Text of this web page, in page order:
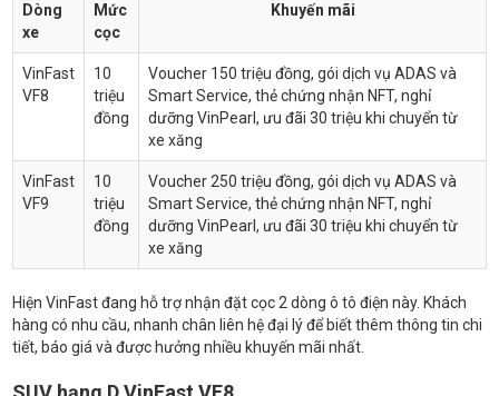
Dòng
xe
Mức
cọc
Khuyến mãi
VinFast
VF8
10
triệu
đồng
Voucher 150 triệu đồng, gói dịch vụ ADAS và
Smart Service, thẻ chứng nhận NFT, nghỉ
dưỡng VinPearl, ưu đãi 30 triệu khi chuyển từ
xe xăng
VinFast
VF9
10
triệu
đồng
Voucher 250 triệu đồng, gói dịch vụ ADAS và
Smart Service, thẻ chứng nhận NFT, nghỉ
dưỡng VinPearl, ưu đãi 30 triệu khi chuyển từ
xe xăng
Hiện VinFast đang hỗ trợ nhận đặt cọc 2 dòng ô tô điện này. Khách
hàng có nhu cầu, nhanh chân liên hệ đại lý để biết thêm thông tin chi
tiết, báo giá và được hưởng nhiều khuyến mãi nhất.